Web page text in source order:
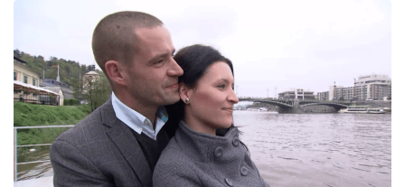
Youtubeři
Virály
Sex a vztahy
Videa